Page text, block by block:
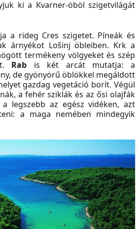
ki a Kvarner-öböl szigetvilágát
a rideg Cres szigetet. Píneák és
árnyékot Lošinj öbleiben. Krk a
termékeny völgyeket és szép
Rab is két arcát mutatja: a
de gyönyörű öblökkel megáldott
gazdag vegetáció borít. Végül
a fehér sziklák és az ősi olajfák
legszebb az egész vidéken, azt
a maga nemében mindegyik